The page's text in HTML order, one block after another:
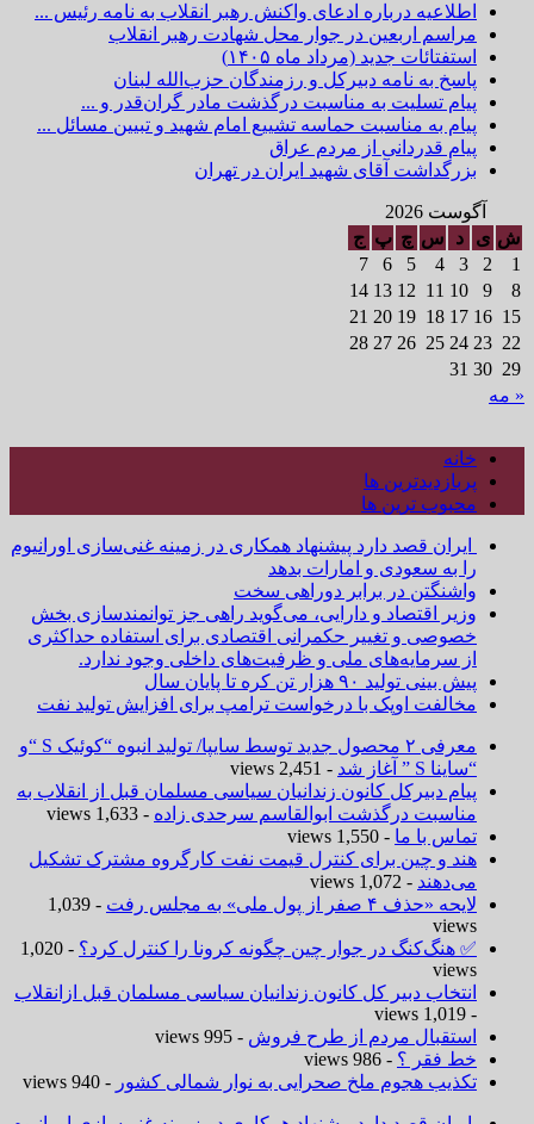
اطلاعیه درباره ادعای واکنش رهبر انقلاب به نامه رئیس ...
مراسم اربعین در جوار محل شهادت رهبر انقلاب
استفتائات جدید (مرداد ماه ۱۴۰۵)
پاسخ به نامه دبیرکل و رزمندگان حزب‌الله لبنان
پیام تسلیت به مناسبت درگذشت مادر گران‌قدر و ...
پیام به مناسبت حماسه تشییع امام شهید و تبیین مسائل ...
پیام قدردانی از مردم عراق
بزرگداشت آقای شهید ایران در تهران
آگوست 2026
ش ی د س چ پ ج
1
2
3
4
5
6
7
8
9
10
11
12
13
14
15
16
17
18
19
20
21
22
23
24
25
26
27
28
29
30
31
« مه
خانه
پربازدیدترین ها
محبوب ترین ها
ایران قصد دارد پیشنهاد همکاری در زمینه غنی‌سازی اورانیوم
را به سعودی و امارات بدهد
واشنگتن در برابر دوراهی سخت
وزیر اقتصاد و دارایی، می‌گوید راهی جز توانمندسازی بخش
خصوصی و تغییر حکمرانی اقتصادی برای استفاده حداکثری
از سرمایه‌های ملی و ظرفیت‌های داخلی وجود ندارد.
پیش بینی تولید ۹۰ هزار تن کره تا پایان سال
مخالفت اوپک با درخواست ترامپ برای افزایش تولید نفت
معرفی ۲ محصول جدید توسط سایپا/ تولید انبوه “کوئیک S “و
“ساینا S ” آغاز شد
- 2,451 views
پیام دبیرکل کانون زندانیان سیاسی مسلمان قبل از انقلاب به
مناسبت درگذشت ابوالقاسم سرحدی زاده - 1,633 views
تماس با ما - 1,550 views
هند و چین برای کنترل قیمت نفت کارگروه مشترک تشکیل
می‌دهند - 1,072 views
لایحه «حذف ۴ صفر از پول ملی» به مجلس رفت
- 1,039
views
✅ هنگ‌کنگ در جوار چین چگونه کرونا را کنترل کرد؟
- 1,020
views
انتخاب دبیر کل کانون زندانیان سیاسی مسلمان قبل ازانقلاب
- 1,019 views
استقبال مردم از طرح فروش - 995 views
خط فقر ؟ - 986 views
تکذیب هجوم ملخ صحرایی به نوار شمالی کشور - 940 views